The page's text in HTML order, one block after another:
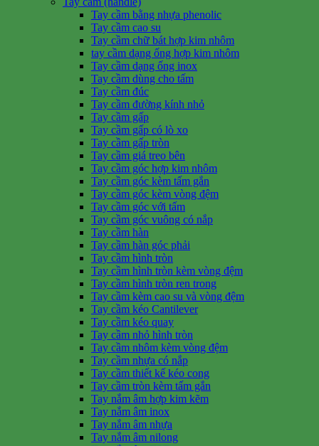
Tay cầm bằng nhựa phenolic
Tay cầm cao su
Tay cầm chữ bát hợp kim nhôm
tay cầm dạng ống hợp kim nhôm
Tay cầm dạng ống inox
Tay cầm dùng cho tấm
Tay cầm đúc
Tay cầm đường kính nhỏ
Tay cầm gấp
Tay cầm gấp có lò xo
Tay cầm gấp tròn
Tay cầm giá treo bên
Tay cầm góc hợp kim nhôm
Tay cầm góc kèm tấm gắn
Tay cầm góc kèm vòng đệm
Tay cầm góc với tấm
Tay cầm góc vuông có nắp
Tay cầm hàn
Tay cầm hàn góc phải
Tay cầm hình tròn
Tay cầm hình tròn kèm vòng đệm
Tay cầm hình tròn ren trong
Tay cầm kèm cao su và vòng đệm
Tay cầm kéo Cantilever
Tay cầm kéo quay
Tay cầm nhỏ hình tròn
Tay cầm nhôm kèm vòng đệm
Tay cầm nhựa có nắp
Tay cầm thiết kế kéo cong
Tay cầm tròn kèm tấm gắn
Tay nắm âm hợp kim kẽm
Tay nắm âm inox
Tay nắm âm nhựa
Tay nắm âm nilong